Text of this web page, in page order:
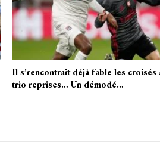
Il s’rencontrait déjà fable les croisés
trio reprises… Un démodé…